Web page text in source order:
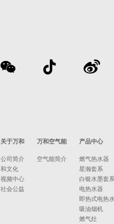
关于万和
公司简介
和文化
视频中心
社会公益
万和空气能
空气能简介
产品中心
燃气热水器
星瀚套系
白银水墨套
电热水器
即热式电热
吸油烟机
燃气灶